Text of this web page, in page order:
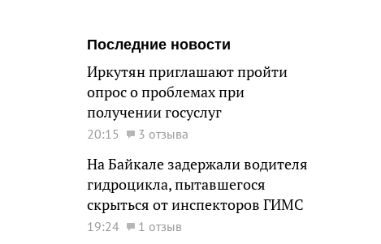
Последние новости
Иркутян приглашают пройти
опрос о проблемах при
получении госуслуг
20:15 3 отзыва
На Байкале задержали водителя
гидроцикла, пытавшегося
скрыться от инспекторов ГИМС
19:24 1 отзыв